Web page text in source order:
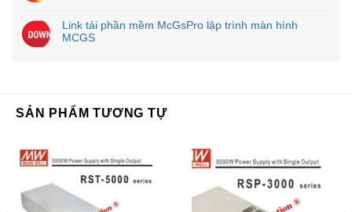
Link tải phần mềm McGsPro lập trình màn hình
MCGS
SẢN PHẨM TƯƠNG TỰ